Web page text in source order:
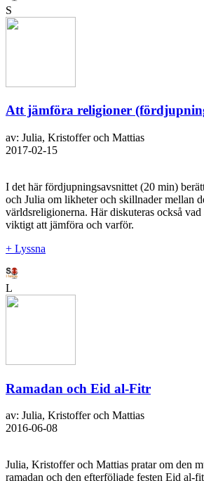
S
Att jämföra religioner
av: Julia, Kristoffer och Mattias
2017-02-15
I det här fördjupningsavsnittet (20 min)
och Julia om likheter och skillnader mellan
världsreligionerna. Här diskuteras också
viktigt att jämföra och varför.
+ Lyssna
L
Ramadan och Eid al-Fitr
av: Julia, Kristoffer och Mattias
2016-06-08
Julia, Kristoffer och Mattias pratar om den
ramadan och den efterföljade festen Eid al-